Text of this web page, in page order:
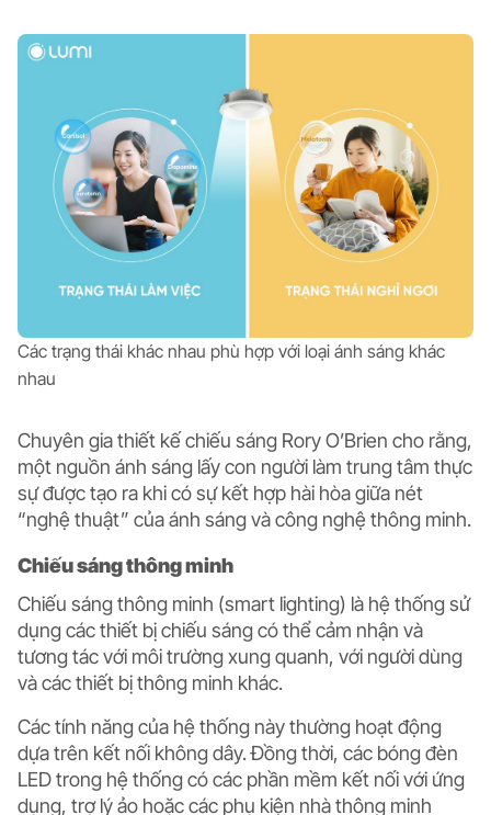
Các trạng thái khác nhau phù hợp với loại ánh sáng khác
nhau
Chuyên gia thiết kế chiếu sáng Rory O’Brien cho rằng,
một nguồn ánh sáng lấy con người làm trung tâm thực
sự được tạo ra khi có sự kết hợp hài hòa giữa nét
“nghệ thuật” của ánh sáng và công nghệ thông minh.
Chiếu sáng thông minh
Chiếu sáng thông minh (smart lighting) là hệ thống sử
dụng các thiết bị chiếu sáng có thể cảm nhận và
tương tác với môi trường xung quanh, với người dùng
và các thiết bị thông minh khác.
Các tính năng của hệ thống này thường hoạt động
dựa trên kết nối không dây. Đồng thời, các bóng đèn
LED trong hệ thống có các phần mềm kết nối với ứng
dụng, trợ lý ảo hoặc các phụ kiện nhà thông minh